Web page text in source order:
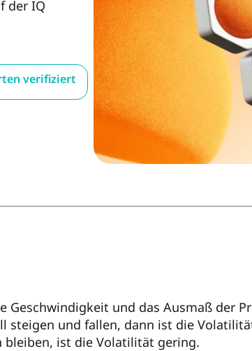
der IQ
verifiziert
Geschwindigkeit und das Ausmaß der
steigen und fallen, dann ist die
bleiben, ist die Volatilität gering.